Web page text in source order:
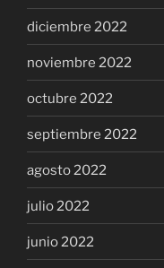
diciembre 2022
noviembre 2022
octubre 2022
septiembre 2022
agosto 2022
julio 2022
junio 2022